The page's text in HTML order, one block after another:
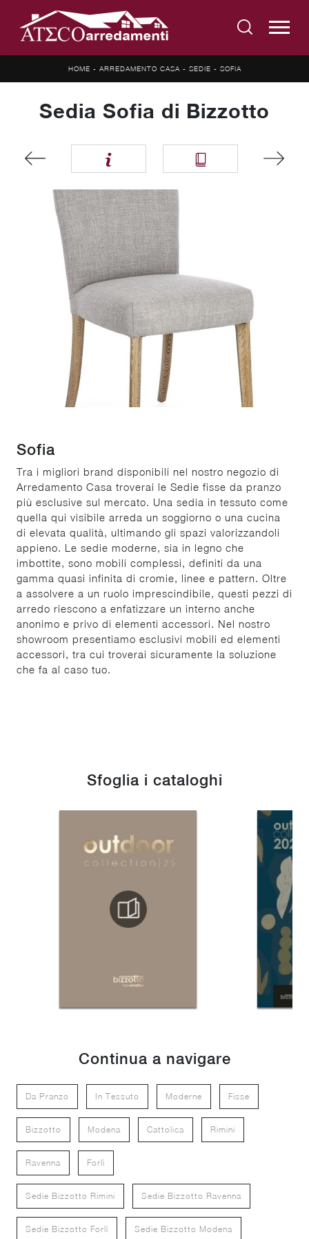
HOME - ARREDAMENTO CASA - SEDIE - SOFIA
Sedia Sofia di Bizzotto
Sofia
Tra i migliori brand disponibili nel nostro negozio di
Arredamento Casa troverai le Sedie fisse da pranzo
più esclusive sul mercato. Una sedia in tessuto come
quella qui visibile arreda un soggiorno o una cucina
di elevata qualità, ultimando gli spazi valorizzandoli
appieno. Le sedie moderne, sia in legno che
imbottite, sono mobili complessi, definiti da una
gamma quasi infinita di cromie, linee e pattern. Oltre
a assolvere a un ruolo imprescindibile, questi pezzi di
arredo riescono a enfatizzare un interno anche
anonimo e privo di elementi accessori. Nel nostro
showroom presentiamo esclusivi mobili ed elementi
accessori, tra cui troverai sicuramente la soluzione
che fa al caso tuo.
Sfoglia i cataloghi
Continua a navigare
Da Pranzo In Tessuto Moderne Fisse
Bizzotto Modena Cattolica Rimini
Ravenna Forlì
Sedie Bizzotto Rimini Sedie Bizzotto Ravenna
Sedie Bizzotto Forlì Sedie Bizzotto Modena